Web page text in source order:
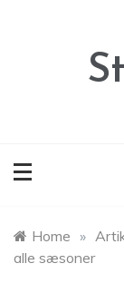
Home »
alle sæsoner